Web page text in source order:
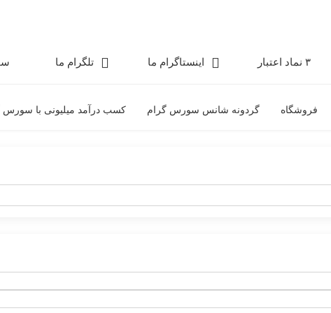
۳ نماد اعتبار اینستاگرام ما تلگرام ما
فروشگاه گردونه شانس سورس گرام کسب درآمد میلیونی با سورس